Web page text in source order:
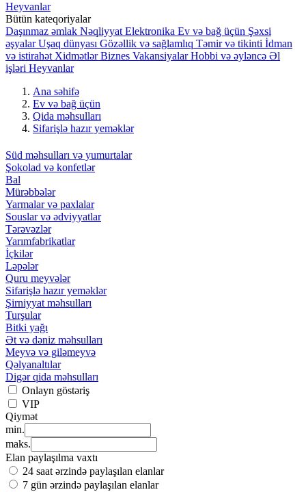
Heyvanlar
Bütün kateqoriyalar
Daşınmaz əmlak Nəqliyyat Elektronika Ev və bağ üçün Şəxsi
əşyalar Uşaq dünyası Gözəllik və sağlamlıq Təmir və tikinti İdman
və istirahət Xidmətlər Biznes Vakansiyalar Hobbi və əyləncə Əl
işləri Heyvanlar
Ana səhifə
Ev və bağ üçün
Qida məhsulları
Sifarişlə hazır yeməklər
Süd məhsulları və yumurtalar
Şokolad və konfetlər
Bal
Mürəbbələr
Yarmalar və paxlalar
Souslar və ədviyyatlar
Tərəvəzlər
Yarımfabrikatlar
İçkilər
Ləpələr
Quru meyvələr
Sifarişlə hazır yeməklər
Şirniyyat məhsulları
Turşular
Bitki yağı
Ət və dəniz məhsulları
Meyvə və giləmeyvə
Qəlyanaltılar
Digər qida məhsulları
Onlayn göstəriş
VIP
Qiymət
min.
maks.
Elan paylaşılma vaxtı
24 saat ərzində paylaşılan elanlar
7 gün ərzində paylaşılan elanlar